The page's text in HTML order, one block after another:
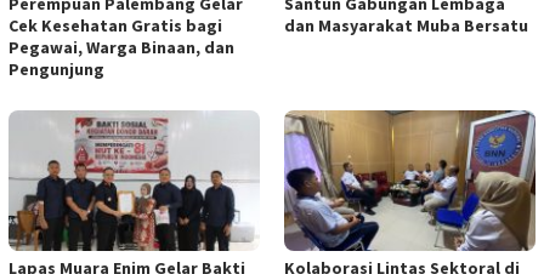
Cek Kesehatan Gratis bagi
Pegawai, Warga Binaan, dan
Pengunjung
dan Masyarakat Muba Bersatu
Lapas Muara Enim Gelar Bakti
Kolaborasi Lintas Sektoral di